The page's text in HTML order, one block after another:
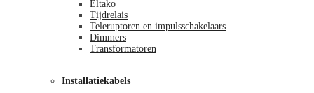
Eltako
Tijdrelais
Teleruptoren en impulsschakelaars
Dimmers
Transformatoren
Installatiekabels